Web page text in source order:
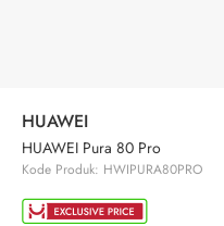
HUAWEI
HUAWEI Pura 80 Pro
Kode Produk: HWIPURA80PRO